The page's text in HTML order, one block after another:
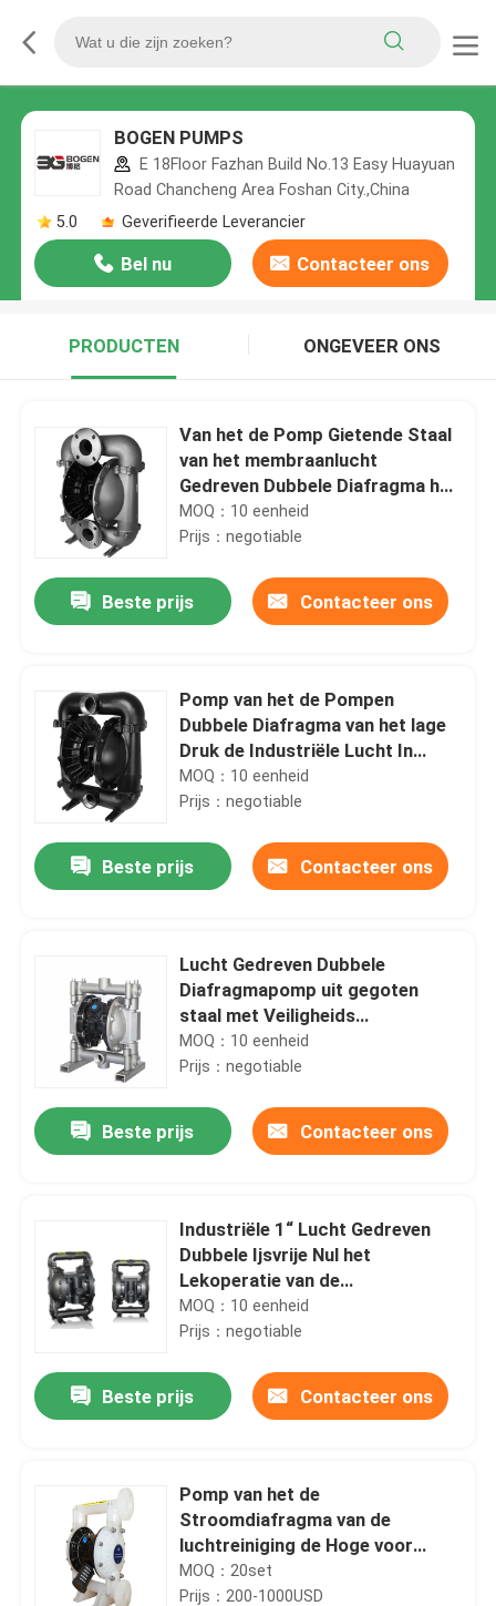
BOGEN PUMPS
E 18Floor Fazhan Build No.13 Easy Huayuan
Road Chancheng Area Foshan City.,China
5.0
Geverifieerde Leverancier
Bel nu Contacteer ons
PRODUCTEN ONGEVEER ONS
Van het de Pomp Gietende Staal
van het membraanlucht
Gedreven Dubbele Diafragma het
Diafragmapomp
MOQ：10 eenheid
Prijs：negotiable
Beste prijs Contacteer ons
Pomp van het de Pompen
Dubbele Diafragma van het lage
Druk de Industriële Lucht In
werking gestelde Diafragma 12,3
Kg
MOQ：10 eenheid
Prijs：negotiable
Beste prijs Contacteer ons
Lucht Gedreven Dubbele
Diafragmapomp uit gegoten
staal met Veiligheids
Samengeperste Lucht
MOQ：10 eenheid
Prijs：negotiable
Beste prijs Contacteer ons
Industriële 1“ Lucht Gedreven
Dubbele Ijsvrije Nul het
Lekoperatie van de
Diafragmapomp
MOQ：10 eenheid
Prijs：negotiable
Beste prijs Contacteer ons
Pomp van het de
Stroomdiafragma van de
luchtreiniging de Hoge voor
Waterzuiveringsinstallatie
MOQ：20set
Prijs：200-1000USD